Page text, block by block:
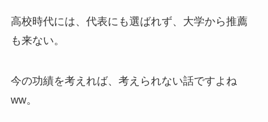
高校時代には、代表にも選ばれず、大学から推薦
も来ない。
今の功績を考えれば、考えられない話ですよね
ww。